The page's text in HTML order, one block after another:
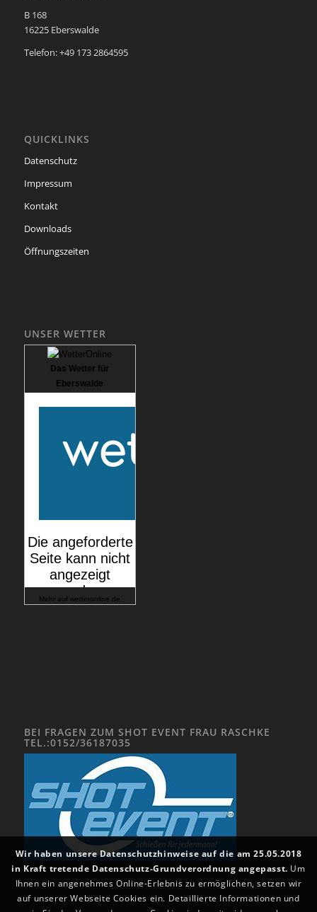
B 168
16225 Eberswalde
Telefon: +49 173 2864595
QUICKLINKS
Datenschutz
Impressum
Kontakt
Downloads
Öffnungszeiten
UNSER WETTER
Das Wetter für
Eberswalde
Mehr aufwetteronline.de
BEI FRAGEN ZUM SHOT EVENT FRAU RASCHKE
TEL.:0152/36187035
Wir haben unsere Datenschutzhinweise auf die am 25.05.2018
in Kraft tretende Datenschutz-Grundverordnung angepasst. Um
Ihnen ein angenehmes Online-Erlebnis zu ermöglichen, setzen wir
auf unserer Webseite Cookies ein. Detaillierte Informationen und